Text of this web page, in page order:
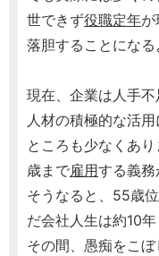
世できず役職定年が
落胆することになる
現在、企業は人手不
人材の積極的な活
ところも少なくあ
歳まで雇用する義務
そうなると、55歳
だ会社人生は約10年
その間、愚痴をこ